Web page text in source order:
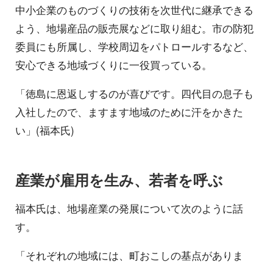
中小企業のものづくりの技術を次世代に継承できる
よう、地場産品の販売展などに取り組む。市の防犯
委員にも所属し、学校周辺をパトロールするなど、
安心できる地域づくりに一役買っている。
「徳島に恩返しするのが喜びです。四代目の息子も
入社したので、ますます地域のために汗をかきた
い」(福本氏)
産業が雇用を生み、若者を呼ぶ
福本氏は、地場産業の発展について次のように話
す。
「それぞれの地域には、町おこしの基点がありま